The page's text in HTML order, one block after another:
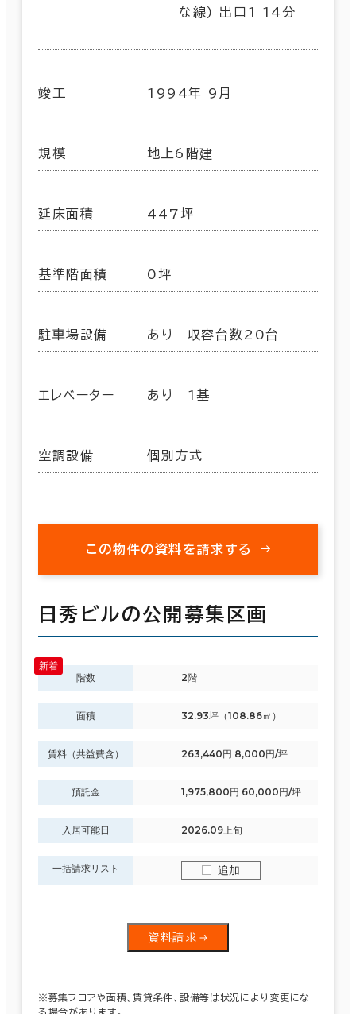
な線) 出口1 14分
竣工 1994年 9月
規模 地上6階建
延床面積 447坪
基準階面積 0坪
駐車場設備 あり 収容台数20台
エレベーター あり 1基
空調設備 個別方式
この物件の資料を請求する
日秀ビルの公開募集区画
階数 2階
面積 32.93坪（108.86㎡）
賃料（共益費含） 263,440円 8,000円/坪
預託金 1,975,800円 60,000円/坪
入居可能日 2026.09上旬
一括請求リスト 追加
資料請求
※募集フロアや面積、賃貸条件、設備等は状況により変更にな
る場合があります。